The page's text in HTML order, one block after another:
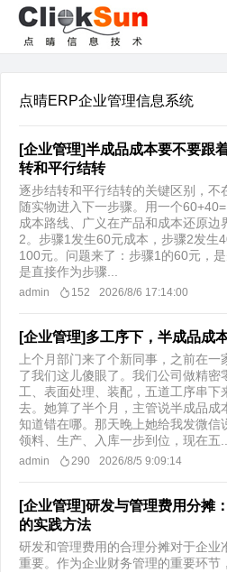
点晴ERP企业管理信息系统
[企业管理]半成品成本要不要跟
转和平行结转
逐步结转和平行结转的关键区别，不
随实物进入下一步骤。用一个
成本路线、广义在产品和成本还原边
2。步骤1发生60元成本，步骤2发生
100元。问题来了：步骤1的60元，
是直接作为步骤...
admin 152 2026/8/6 17:14:00
[企业管理]多工序下，半成品成
上个月部门来了个新同事，之前在
了我们这儿傻眼了。我们公司做精密
工、表面处理、装配，五道工序串
去。她算了半个月，主管说半成品成
知道错在哪。那天晚上她给我发微信
领料、生产、入库一步到位，现在五...
admin 290 2026/8/5 9:09:14
[企业管理]研发与管理费用分摊
的实践方法
研发和管理费用的合理分摊对于企业
重要。作为企业财务管理的重要环节